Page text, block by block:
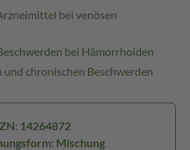
bei venösen
bei Hämorrhoiden
und chronischen Beschwerden
14264872
Mischung